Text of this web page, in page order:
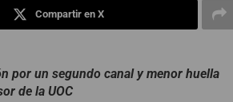
Compartir en X
por un segundo canal y menor huella
de la UOC